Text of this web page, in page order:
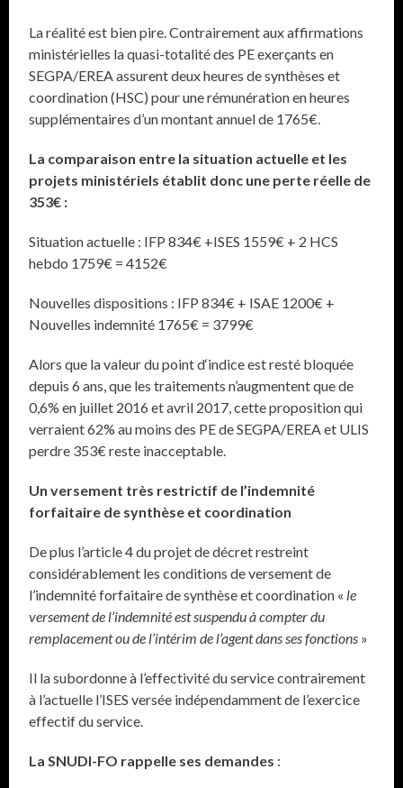
La réalité est bien pire. Contrairement aux affirmations
ministérielles la quasi-totalité des PE exerçants en
SEGPA/EREA assurent deux heures de synthèses et
coordination (HSC) pour une rémunération en heures
supplémentaires d’un montant annuel de 1765€.
La comparaison entre la situation actuelle et les
projets ministériels établit donc une perte réelle de
353€ :
Situation actuelle : IFP 834€ +ISES 1559€ + 2 HCS
hebdo 1759€ = 4152€
Nouvelles dispositions : IFP 834€ + ISAE 1200€ +
Nouvelles indemnité 1765€ = 3799€
Alors que la valeur du point d‘indice est resté bloquée
depuis 6 ans, que les traitements n’augmentent que de
0,6% en juillet 2016 et avril 2017, cette proposition qui
verraient 62% au moins des PE de SEGPA/EREA et ULIS
perdre 353€ reste inacceptable.
Un versement très restrictif de l’indemnité
forfaitaire de synthèse et coordination
De plus l’article 4 du projet de décret restreint
considérablement les conditions de versement de
l’indemnité forfaitaire de synthèse et coordination « le
versement de l’indemnité est suspendu à compter du
remplacement ou de l’intérim de l’agent dans ses fonctions »
Il la subordonne à l’effectivité du service contrairement
à l’actuelle l’ISES versée indépendamment de l’exercice
effectif du service.
La SNUDI-FO rappelle ses demandes :